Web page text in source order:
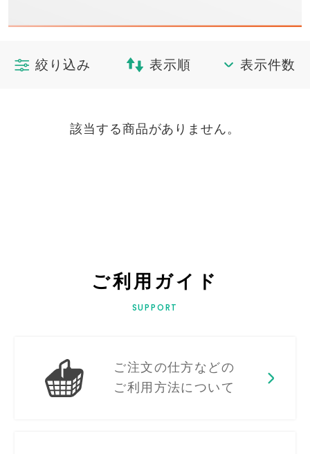
絞り込み 表示順 表示件数
該当する商品がありません。
ご利用ガイド
SUPPORT
ご注文の仕方などの
ご利用方法について